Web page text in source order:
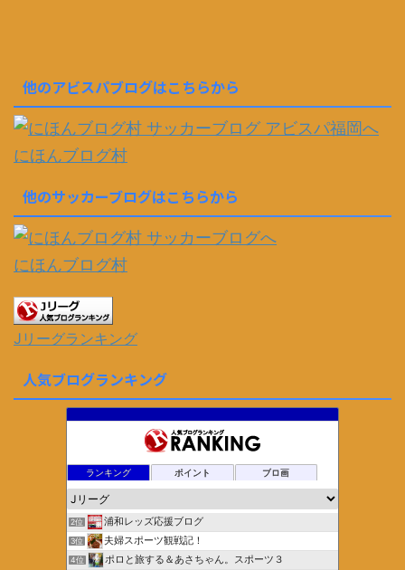
他のアビスパブログはこちらから
にほんブログ村
他のサッカーブログはこちらから
にほんブログ村
Jリーグランキング
人気ブログランキング
ランキング ポイント ブロ画
2位 浦和レッズ応援ブログ
3位 夫婦スポーツ観戦記！
4位 ポロと旅する＆あさちゃん。スポーツ３